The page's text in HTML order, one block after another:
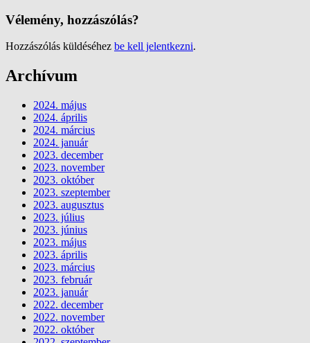
Vélemény, hozzászólás?
Hozzászólás küldéséhez be kell jelentkezni.
Archívum
2024. május
2024. április
2024. március
2024. január
2023. december
2023. november
2023. október
2023. szeptember
2023. augusztus
2023. július
2023. június
2023. május
2023. április
2023. március
2023. február
2023. január
2022. december
2022. november
2022. október